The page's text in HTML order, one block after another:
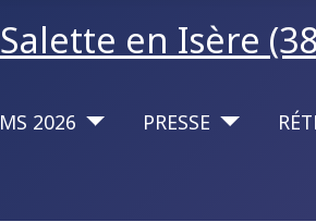
en Isère
2026 PRESSE